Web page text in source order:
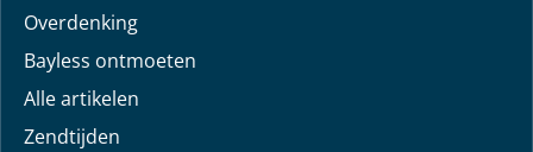
Overdenking
Bayless ontmoeten
Alle artikelen
Zendtijden